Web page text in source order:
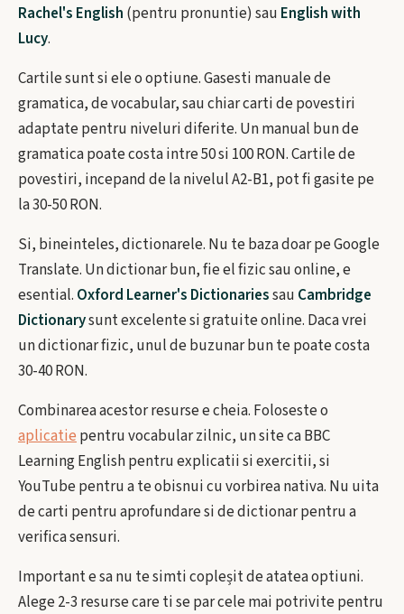
Rachel's English (pentru pronuntie) sau English with
Lucy.
Cartile sunt si ele o optiune. Gasesti manuale de
gramatica, de vocabular, sau chiar carti de povestiri
adaptate pentru niveluri diferite. Un manual bun de
gramatica poate costa intre 50 si 100 RON. Cartile de
povestiri, incepand de la nivelul A2-B1, pot fi gasite pe
la 30-50 RON.
Si, bineinteles, dictionarele. Nu te baza doar pe Google
Translate. Un dictionar bun, fie el fizic sau online, e
esential. Oxford Learner's Dictionariessau Cambridge
Dictionarysunt excelente si gratuite online. Daca vrei
un dictionar fizic, unul de buzunar bun te poate costa
30-40 RON.
Combinarea acestor resurse e cheia. Foloseste o
aplicatiepentru vocabular zilnic, un site ca BBC
Learning English pentru explicatii si exercitii, si
YouTube pentru a te obisnui cu vorbirea nativa. Nu uita
de carti pentru aprofundare si de dictionar pentru a
verifica sensuri.
Important e sa nu te simti copleșit de atatea optiuni.
Alege 2-3 resurse care ti se par cele mai potrivite pentru